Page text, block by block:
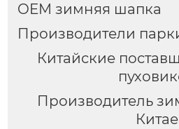
OEM зимняя шапка
Производители
Китайские
Производитель
Китае